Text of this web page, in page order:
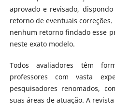
aprovado e revisado,
retorno de eventuais
nenhum retorno findado esse
neste exato modelo.
Todos avaliadores têm
professores com vasta
pesquisadores renomados,
suas áreas de atuação. A